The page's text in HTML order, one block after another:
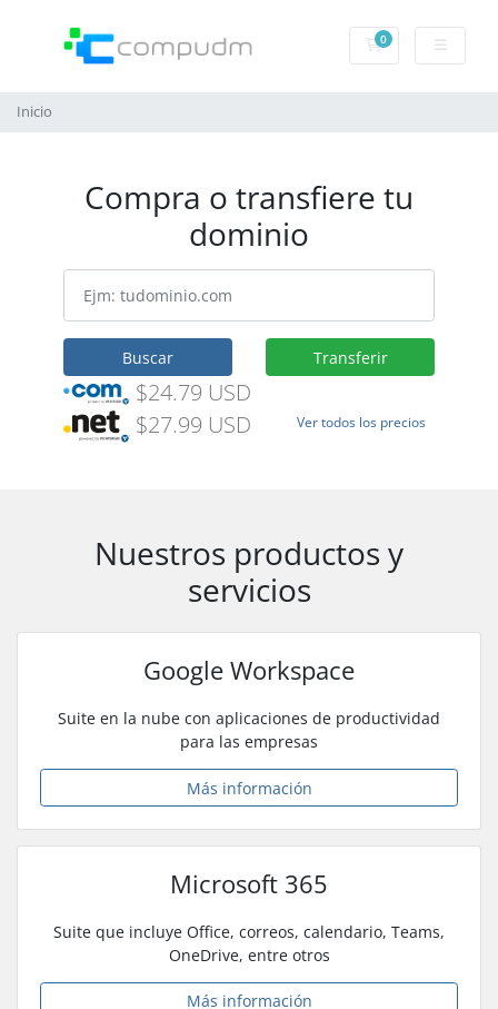
0Carrito de
Inicio
Compra o transfiere tu
dominio
Buscar Transferir
$24.79 USD
$27.99 USD
Ver todos los precios
Nuestros productos y
servicios
Google Workspace
Suite en la nube con aplicaciones de productividad
para las empresas
Más información
Microsoft 365
Suite que incluye Office, correos, calendario, Teams,
OneDrive, entre otros
Más información